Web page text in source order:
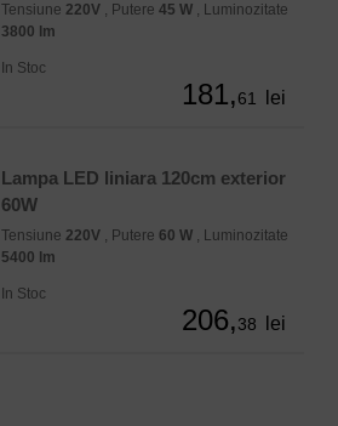
Tensiune 220V , Putere 45 W , Luminozitate
3800 lm
In Stoc
181,61 lei
Lampa LED liniara 120cm exterior
60W
Tensiune 220V , Putere 60 W , Luminozitate
5400 lm
In Stoc
206,38 lei